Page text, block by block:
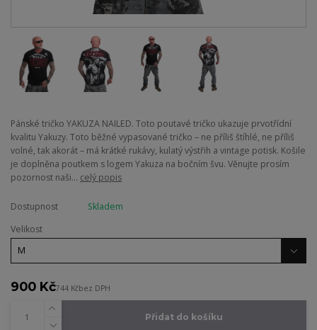
Pánské tričko YAKUZA NAILED. Toto poutavé tričko ukazuje prvotřídní
kvalitu Yakuzy. Toto běžné vypasované tričko – ne příliš štíhlé, ne příliš
volné, tak akorát – má krátké rukávy, kulatý výstřih a vintage potisk. Košile
je doplněna poutkem s logem Yakuza na bočním švu. Věnujte prosím
pozornost naši... celý popis
Dostupnost
Skladem
Velikost
900 Kč744 Kčbez DPH
Přidat do košíku